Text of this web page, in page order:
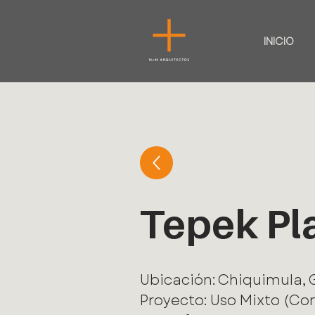
INICIO
Tepek
Ubicación: Chiquimula,
Proyecto: Uso Mixto